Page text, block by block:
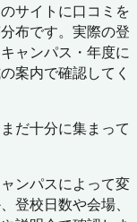
サイトに口コミを
布です。実際の登
ャンパス・年度に
案内で確認してく
だ十分に集まって
ンパスによって変
登校日数や会場、